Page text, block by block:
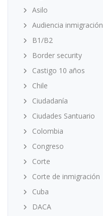
Asilo
Audiencia inmigración
B1/B2
Border security
Castigo 10 años
Chile
Ciudadanía
Ciudades Santuario
Colombia
Congreso
Corte
Corte de inmigración
Cuba
DACA